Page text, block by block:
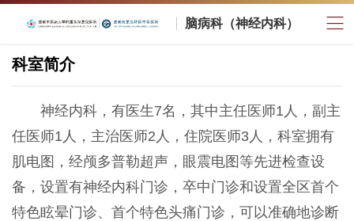
脑病科（神经内科）
科室简介
神经内科，有医生7名，其中主任医师1人，副主
任医师1人，主治医师2人，住院医师3人，科室拥有
肌电图，经颅多普勒超声，眼震电图等先进检查设
备，设置有神经内科门诊，卒中门诊和设置全区首个
特色眩晕门诊、 首个特色头痛门诊，可以准确地诊断